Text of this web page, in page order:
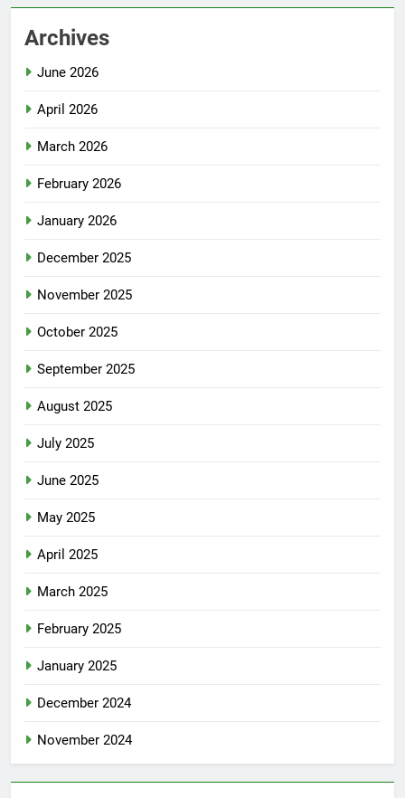
Archives
June 2026
April 2026
March 2026
February 2026
January 2026
December 2025
November 2025
October 2025
September 2025
August 2025
July 2025
June 2025
May 2025
April 2025
March 2025
February 2025
January 2025
December 2024
November 2024